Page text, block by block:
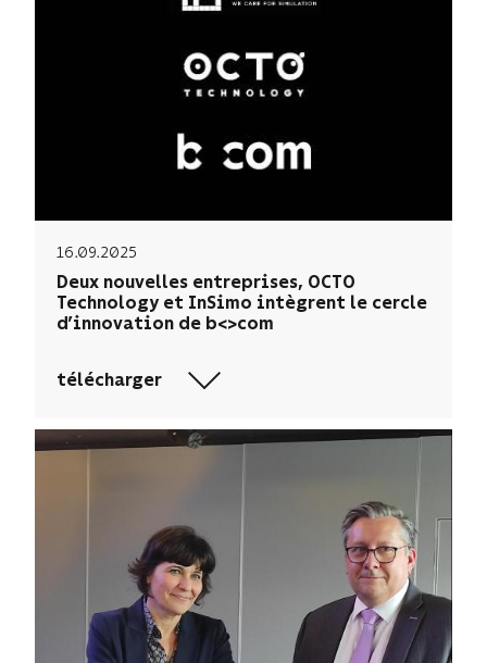
16.09.2025
Deux nouvelles entreprises, OCTO
Technology et InSimo intègrent le cercle
d’innovation de b<>com
télécharger